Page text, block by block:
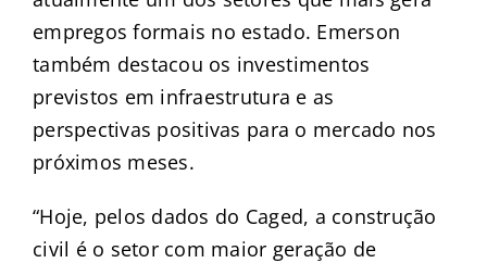
empregos formais no estado. Emerson
também destacou os investimentos
previstos em infraestrutura e as
perspectivas positivas para o mercado nos
próximos meses.
“Hoje, pelos dados do Caged, a construção
civil é o setor com maior geração de